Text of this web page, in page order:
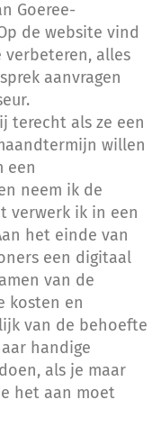
Goeree-
de website vind
verbeteren, alles
aanvragen
terecht als ze een
willen
een
neem ik de
verwerk ik in een
het einde van
een digitaal
van de
kosten en
van de behoefte
handige
als je maar
het aan moet